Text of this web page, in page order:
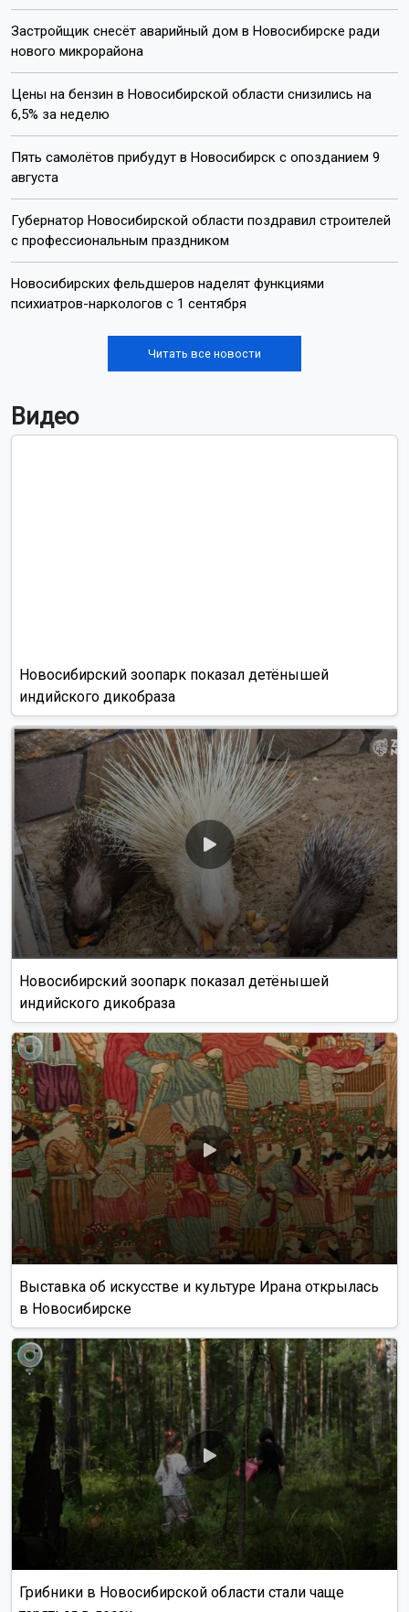
Застройщик снесёт аварийный дом в Новосибирске ради
нового микрорайона
Цены на бензин в Новосибирской области снизились на
6,5% за неделю
Пять самолётов прибудут в Новосибирск с опозданием 9
августа
Губернатор Новосибирской области поздравил строителей
с профессиональным праздником
Новосибирских фельдшеров наделят функциями
психиатров-наркологов с 1 сентября
Читать все новости
Видео
Новосибирский зоопарк показал детёнышей
индийского дикобраза
Новосибирский зоопарк показал детёнышей
индийского дикобраза
Выставка об искусстве и культуре Ирана открылась
в Новосибирске
Грибники в Новосибирской области стали чаще